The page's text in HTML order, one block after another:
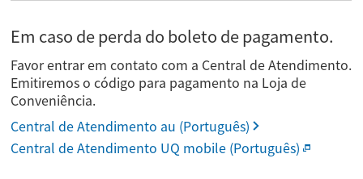
Em caso de perda do boleto de pagamento.
Favor entrar em contato com a Central de Atendimento.
Emitiremos o código para pagamento na Loja de
Conveniência.
Central de Atendimento au (Português)
Central de Atendimento UQ mobile (Português)